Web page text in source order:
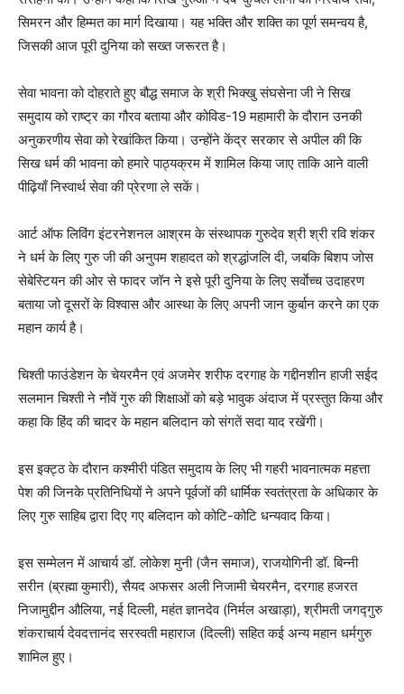
सिमरन और हिम्मत का मार्ग दिखाया। यह भक्ति और शक्ति का पूर्ण समन्वय है,
जिसकी आज पूरी दुनिया को सख्त जरूरत है।
सेवा भावना को दोहराते हुए बौद्ध समाज के श्री भिक्खु संघसेना जी ने सिख
समुदाय को राष्ट्र का गौरव बताया और कोविड-19 महामारी के दौरान उनकी
अनुकरणीय सेवा को रेखांकित किया। उन्होंने केंद्र सरकार से अपील की कि
सिख धर्म की भावना को हमारे पाठ्यक्रम में शामिल किया जाए ताकि आने वाली
पीढ़ियाँ निस्वार्थ सेवा की प्रेरणा ले सकें।
आर्ट ऑफ लिविंग इंटरनेशनल आश्रम के संस्थापक गुरुदेव श्री श्री रवि शंकर
ने धर्म के लिए गुरु जी की अनुपम शहादत को श्रद्धांजलि दी, जबकि बिशप जोस
सेबेस्टियन की ओर से फादर जॉन ने इसे पूरी दुनिया के लिए सर्वाेच्च उदाहरण
बताया जो दूसरों के विश्वास और आस्था के लिए अपनी जान कुर्बान करने का एक
महान कार्य है।
चिश्ती फाउंडेशन के चेयरमैन एवं अजमेर शरीफ दरगाह के गद्दीनशीन हाजी सईद
सलमान चिश्ती ने नौवें गुरु की शिक्षाओं को बड़े भावुक अंदाज में प्रस्तुत किया और
कहा कि हिंद की चादर के महान बलिदान को संगतें सदा याद रखेंगी।
इस इक्ट्ठ के दौरान कश्मीरी पंडित समुदाय के लिए भी गहरी भावनात्मक महत्ता
पेश की जिनके प्रतिनिधियों ने अपने पूर्वजों की धार्मिक स्वतंत्रता के अधिकार के
लिए गुरु साहिब द्वारा दिए गए बलिदान को कोटि-कोटि धन्यवाद किया।
इस सम्मेलन में आचार्य डॉ. लोकेश मुनी (जैन समाज), राजयोगिनी डॉ. बिन्नी
सरीन (ब्रह्मा कुमारी), सैयद अफसर अली निजामी चेयरमैन, दरगाह हजरत
निजामुद्दीन औलिया, नई दिल्ली, महंत ज्ञानदेव (निर्मल अखाड़ा), श्रीमती जगद्गुरु
शंकराचार्य देवदत्तानंद सरस्वती महाराज (दिल्ली) सहित कई अन्य महान धर्मगुरु
शामिल हुए।